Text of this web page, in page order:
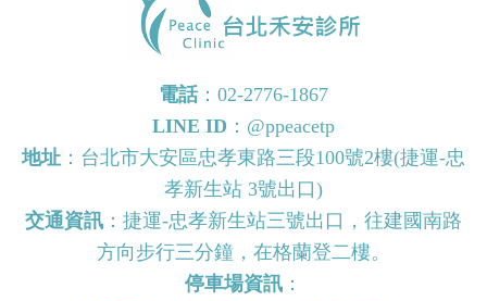
電話： 02-2776-1867
LINE ID ： @ppeacetp
地址 ：台北市大安區忠孝東路三段100號2樓(捷運-忠
孝新生站 3號出口)
交通資訊 ：捷運-忠孝新生站三號出口，往建國南路
方向步行三分鐘，在格蘭登二樓。
停車場資訊 ：